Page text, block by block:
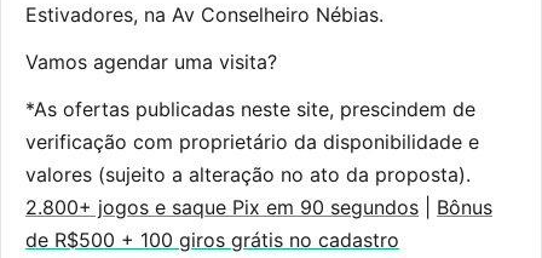
Estivadores, na Av Conselheiro Nébias.
Vamos agendar uma visita?
*As ofertas publicadas neste site, prescindem de
verificação com proprietário da disponibilidade e
valores (sujeito a alteração no ato da proposta).
2.800+ jogos e saque Pix em 90 segundos
Bônus
de R$500 + 100 giros grátis no cadastro